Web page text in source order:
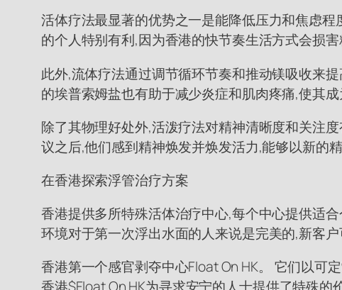
活体疗法最显著的优势之一是能降低压力和焦虑
的个人特别有利,因为香港的快节奏生活方式会损害
此外,流体疗法通过调节循环节奏和推动镁吸收来
的埃普索姆盐也有助于减少炎症和肌肉疼痛,使其
除了其物理好处外,活泼疗法对精神清晰度和关注
议之后,他们感到精神焕发并焕发活力,能够以新的
在香港探索浮管治疗方案
香港提供多所特殊活体治疗中心,每个中心提供适
环境对于第一次浮出水面的人来说是完美的,新客
香港第一个感官剥夺中心Float On HK。 它们以可